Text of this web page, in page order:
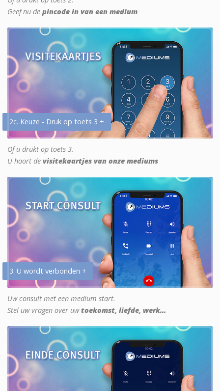
Geef nu de pincode in van een medium
2c. Keuze - Druk op toets 3 +
Of u drukt op toets 3.
U hoort de visitekaartjes van onze mediums
3. U wordt verbonden +
Uw consult met een medium start.
Stel uw vragen over uwtoekomst, liefde, werk...